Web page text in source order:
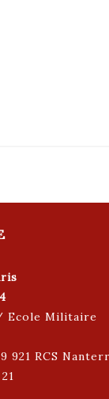
Ecole Militaire
921 RCS